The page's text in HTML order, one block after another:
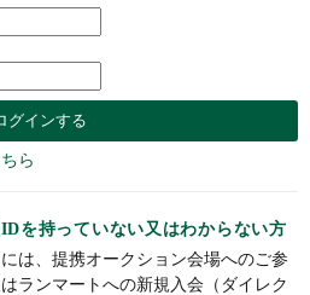
ら
を持っていない又はわからない方
は、提携オークション会場へのご参
ランマートへの新規入会（ダイレク